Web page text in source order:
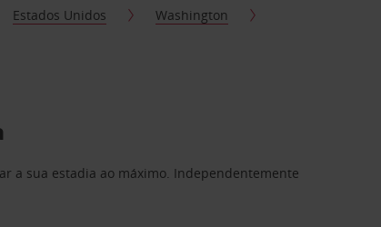
Estados Unidos
Washington
a sua estadia ao máximo. Independentemente